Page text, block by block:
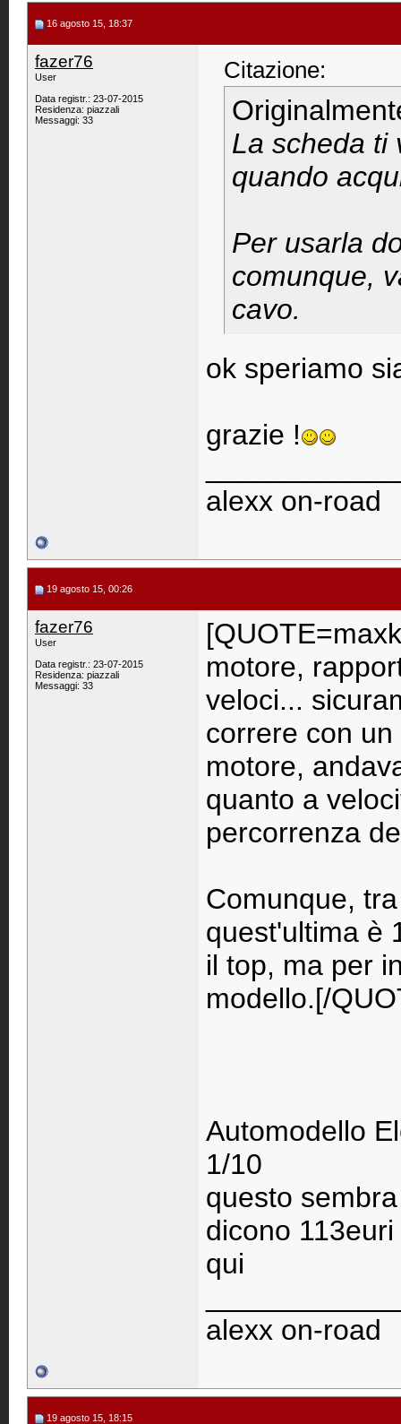
16 agosto 15, 18:37
fazer76
User
Data registr.: 23-07-2015
Residenza: piazzali
Messaggi: 33
Citazione:
La scheda ti
quando
Per usarla
comunque,
cavo.
ok speriamo
grazie !
alexx on-road
19 agosto 15, 00:26
fazer76
User
Data registr.: 23-07-2015
Residenza: piazzali
Messaggi: 33
motore,
veloci...
correre con
motore,
quanto a
percorrenza
Comunque,
quest'ultima è
il top, ma per
modello.[/
Automodello
1/10
questo
dicono
qui
alexx on-road
19 agosto 15, 18:15